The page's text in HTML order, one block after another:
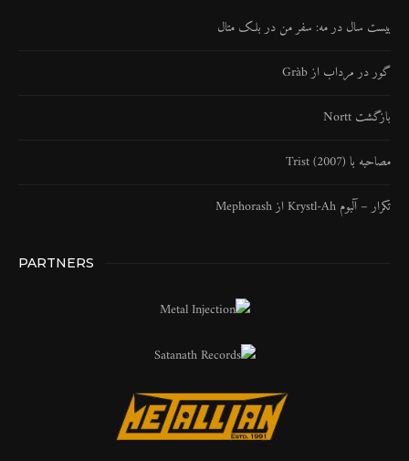
بیست سال در مه: سفر من در بلک متال
گور در مرداب از Gràb
بازگشت Nortt
مصاحبه با Trist (2007)
تکرار – آلبوم Krystl​-​Ah از Mephorash
PARTNERS